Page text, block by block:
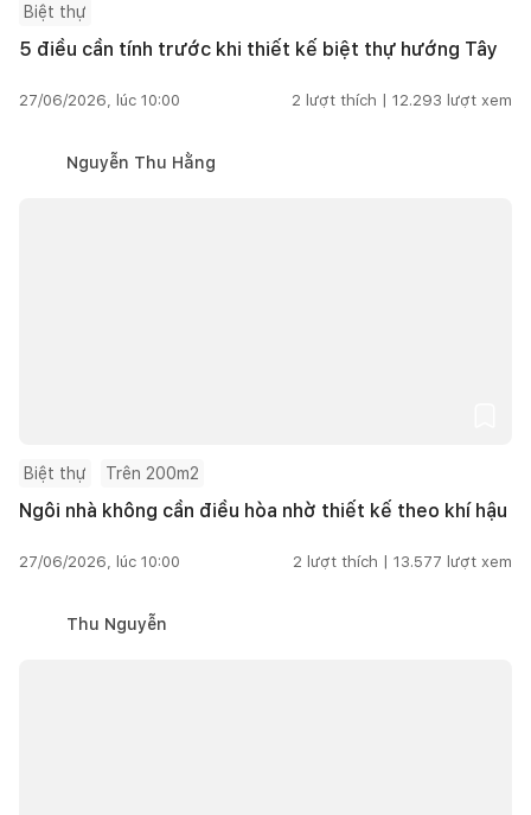
Biệt thự
5 điều cần tính trước khi thiết kế biệt thự hướng Tây
27/06/2026, lúc 10:00 2 lượt thích | 12.293 lượt xem
Nguyễn Thu Hằng
Biệt thự Trên 200m2
Ngôi nhà không cần điều hòa nhờ thiết kế theo khí hậu
27/06/2026, lúc 10:00 2 lượt thích | 13.577 lượt xem
Thu Nguyễn